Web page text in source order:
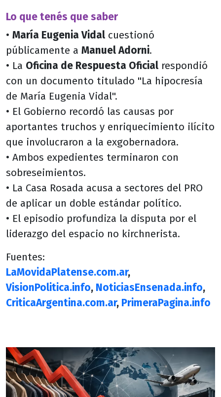
Lo que tenés que saber
• María Eugenia Vidal cuestionó
públicamente a Manuel Adorni.
• La Oficina de Respuesta Oficial respondió
con un documento titulado "La hipocresía
de María Eugenia Vidal".
• El Gobierno recordó las causas por
aportantes truchos y enriquecimiento ilícito
que involucraron a la exgobernadora.
• Ambos expedientes terminaron con
sobreseimientos.
• La Casa Rosada acusa a sectores del PRO
de aplicar un doble estándar político.
• El episodio profundiza la disputa por el
liderazgo del espacio no kirchnerista.
Fuentes:
LaMovidaPlatense.com.ar,
VisionPolitica.info, NoticiasEnsenada.info,
CriticaArgentina.com.ar, PrimeraPagina.info